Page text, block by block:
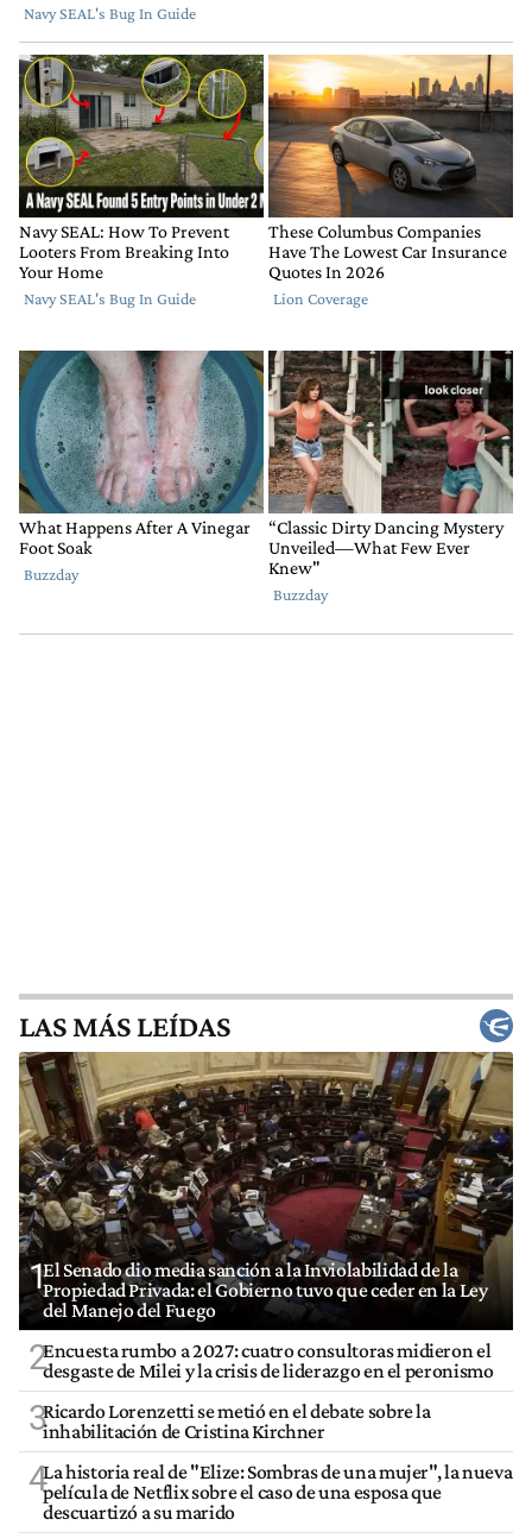
LAS MÁS LEÍDAS
1El Senado dio media sanción a la Inviolabilidad de la
Propiedad Privada: el Gobierno tuvo que ceder en la Ley
del Manejo del Fuego
2Encuesta rumbo a 2027: cuatro consultoras midieron el
desgaste de Milei y la crisis de liderazgo en el peronismo
3Ricardo Lorenzetti se metió en el debate sobre la
inhabilitación de Cristina Kirchner
4La historia real de "Elize: Sombras de una mujer", la nueva
película de Netflix sobre el caso de una esposa que
descuartizó a su marido